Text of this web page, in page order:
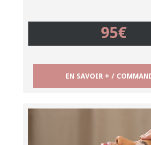
95€
EN SAVOIR + /